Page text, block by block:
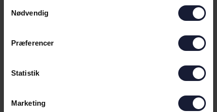
Nødvendig
Præferencer
Statistik
Marketing